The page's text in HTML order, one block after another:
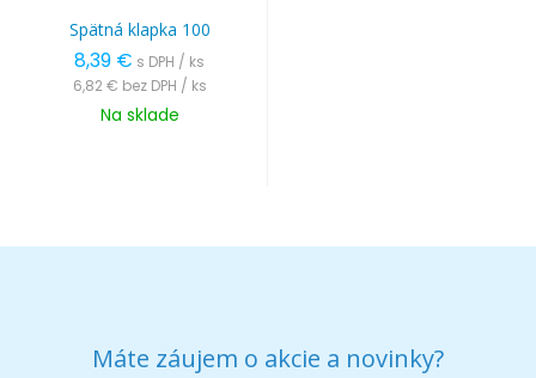
Spätná klapka 100
8,39 € s DPH / ks
6,82 € bez DPH / ks
Na sklade
Máte záujem o akcie a novinky?